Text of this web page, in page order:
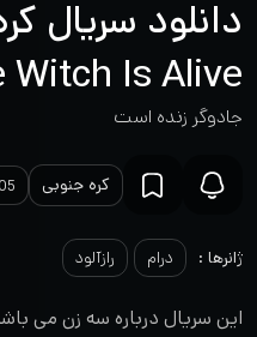
Witch Is Alive
جادوگر زنده است
کره جنوبی 905
ژانرها : درام رازآلود
این سریال درباره سه زن می